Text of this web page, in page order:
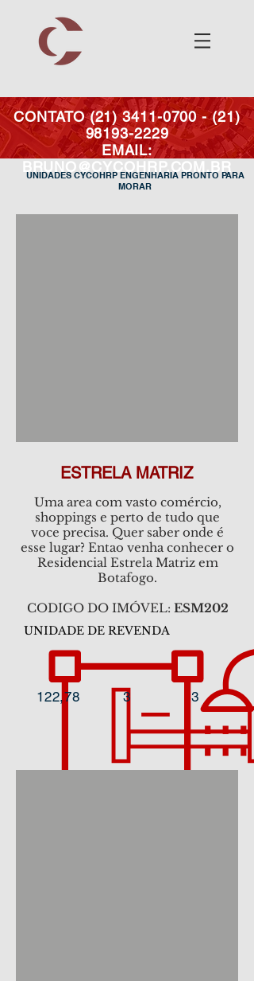
CONTATO(21) 3411-0700 - (21)
98193-2229
EMAIL:
BRUNO@CYCOHRP.COM.BR
UNIDADES CYCOHRP ENGENHARIA PRONTO PARA
MORAR
ESTRELA MATRIZ
Uma area com vasto comércio,
shoppings e perto de tudo que
voce precisa. Quer saber onde é
esse lugar? Entao venha conhecer o
Residencial Estrela Matriz em
Botafogo.
CODIGO DO IMÓVEL: ESM202
UNIDADE DE REVENDA
122,78 3 3